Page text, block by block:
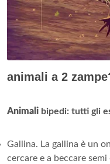
animali a 2
Animali bipedi: tutti gli
Gallina. La gallina è un
cercare e a beccare